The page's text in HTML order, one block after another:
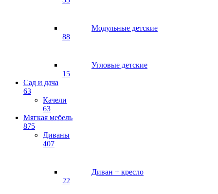
Модульные детские
88
Угловые детские
15
Сад и дача
63
Качели
63
Мягкая мебель
875
Диваны
407
Диван + кресло
22